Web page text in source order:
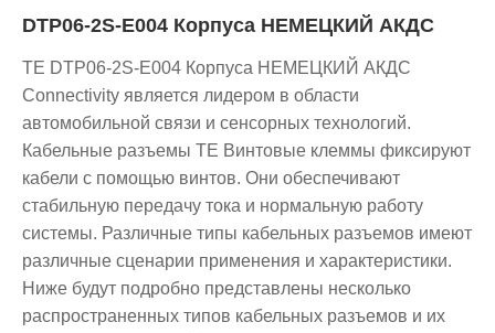
DTP06-2S-E004 Корпуса НЕМЕЦКИЙ АКДС
TE DTP06-2S-E004 Корпуса НЕМЕЦКИЙ АКДС
Connectivity является лидером в области
автомобильной связи и сенсорных технологий.
Кабельные разъемы TE Винтовые клеммы фиксируют
кабели с помощью винтов. Они обеспечивают
стабильную передачу тока и нормальную работу
системы. Различные типы кабельных разъемов имеют
различные сценарии применения и характеристики.
Ниже будут подробно представлены несколько
распространенных типов кабельных разъемов и их